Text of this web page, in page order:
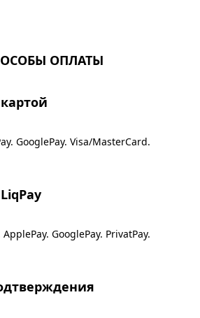
ОПЛАТЫ
GooglePay. Visa/MasterCard.
GooglePay. PrivatPay.